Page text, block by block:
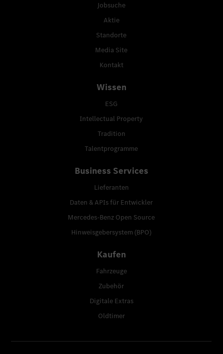
Jobsuche
Aktie
Standorte
Media Site
Kontakt
Wissen
ESG
Intellectual Property
Tradition
Talentprogramme
Business Services
Lieferanten
Daten & APIs für Entwickler
Mercedes-Benz Open Source
Hinweisgebersystem (BPO)
Kaufen
Fahrzeuge
Zubehör
Digitale Extras
Oldtimer